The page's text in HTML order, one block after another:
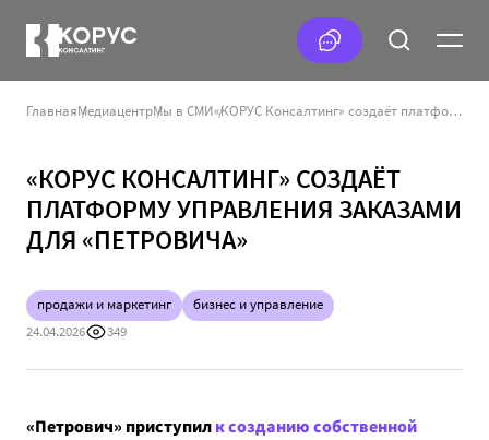
ГлавнаяМедиацентрМы в СМИ «КОРУС Консалтинг» создаёт платформу управления заказами для «Петровича»
«КОРУС КОНСАЛТИНГ» СОЗДАЁТ
ПЛАТФОРМУ УПРАВЛЕНИЯ ЗАКАЗАМИ
ДЛЯ «ПЕТРОВИЧА»
продажи и маркетинг
бизнес и управление
24.04.2026
349
«Петрович» приступилк созданию собственной